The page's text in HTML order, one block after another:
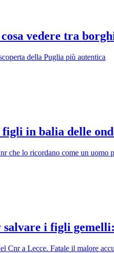
vedere tra
della Puglia più autentica
in balia delle
che lo ricordano come un uomo
i figli
Cnr a Lecce. Fatale il malore